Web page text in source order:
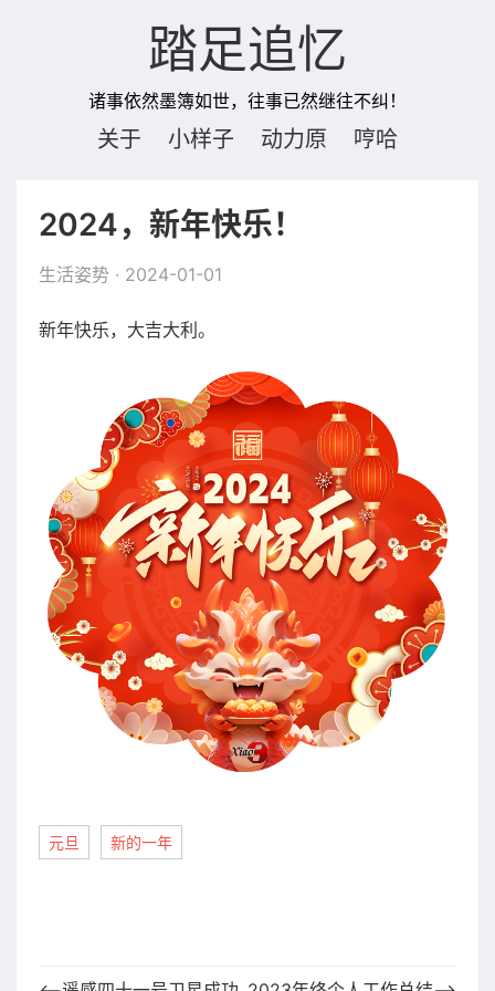
踏足追忆
诸事依然墨簿如世，往事已然继往不纠！
关于 小样子 动力原 哼哈
2024，新年快乐！
生活姿势 · 2024-01-01
新年快乐，大吉大利。
元旦 新的一年